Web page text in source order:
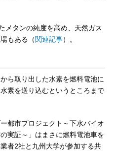
メタンの純度を高め、天然ガス
もある（関連記事）。
ら取り出した水素を燃料電池に
素を送り込むというところまで
都市プロジェクト～下水バイオ
実証～」はまさに燃料電池車を
者2社と九州大学が参加する共